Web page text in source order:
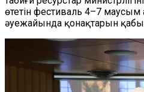
өтетін фестиваль 4–7 маусым
әуежайында қонақтарын